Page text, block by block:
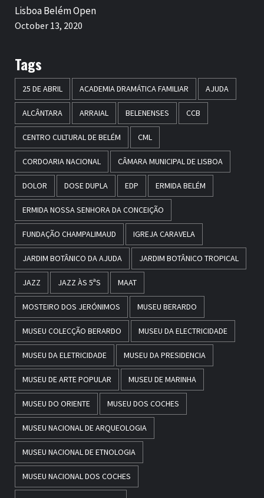
Lisboa Belém Open
October 13, 2020
Tags
25 DE ABRIL ACADEMIA DRAMÁTICA FAMILIAR AJUDA
ALCÂNTARA ARRAIAL BELENENSES CCB
CENTRO CULTURAL DE BELÉM CML
CORDOARIA NACIONAL CÂMARA MUNICIPAL DE LISBOA
DOLOR DOSE DUPLA EDP ERMIDA BELÉM
ERMIDA NOSSA SENHORA DA CONCEIÇÃO
FUNDAÇÃO CHAMPALIMAUD IGREJA CARAVELA
JARDIM BOTÂNICO DA AJUDA JARDIM BOTÂNICO TROPICAL
JAZZ JAZZ ÀS 5ªS MAAT
MOSTEIRO DOS JERÓNIMOS MUSEU BERARDO
MUSEU COLECÇÃO BERARDO MUSEU DA ELECTRICIDADE
MUSEU DA ELETRICIDADE MUSEU DA PRESIDENCIA
MUSEU DE ARTE POPULAR MUSEU DE MARINHA
MUSEU DO ORIENTE MUSEU DOS COCHES
MUSEU NACIONAL DE ARQUEOLOGIA
MUSEU NACIONAL DE ETNOLOGIA
MUSEU NACIONAL DOS COCHES